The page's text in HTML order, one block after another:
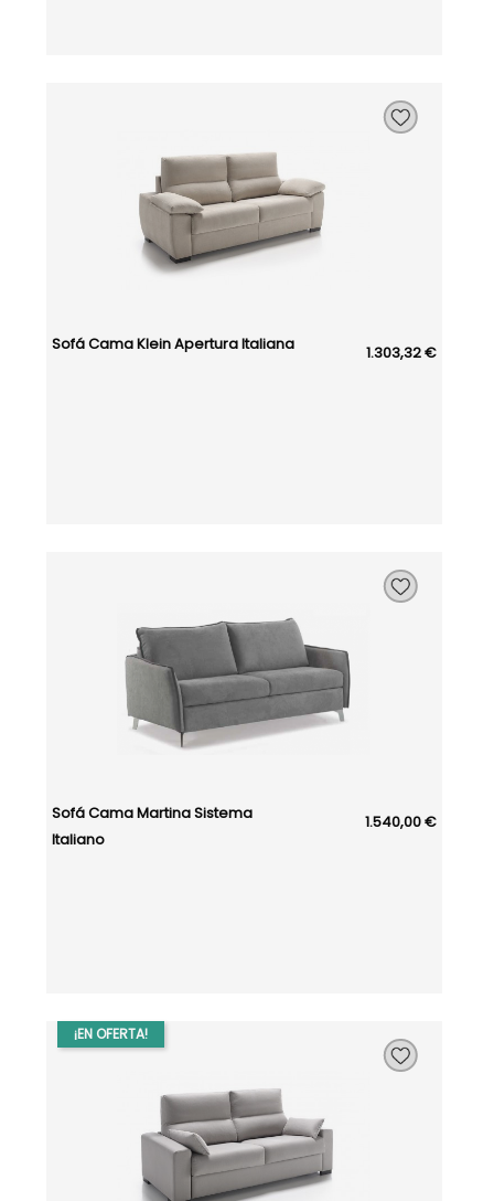
Sofá Cama Klein Apertura Italiana 1.303,32 €
Sofá Cama Martina Sistema
Italiano
1.540,00 €
¡EN OFERTA!